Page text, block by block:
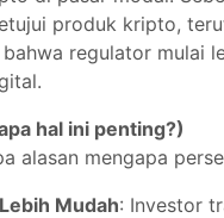
produk kripto,
regulator mulai
hal ini penting?)
alasan mengapa
Mudah: Investor